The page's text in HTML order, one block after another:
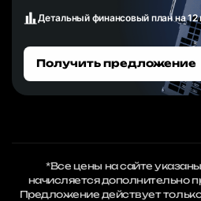
Детальный финансовый план на 12
Получить предложение
*Все цены на сайте
начисляется дополнительно
Предложение действует